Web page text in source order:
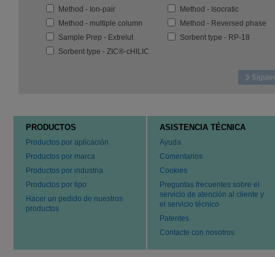
Method - Ion-pair
Method - Isocratic
Method - multiple column
Method - Reversed phase
Sample Prep - Extrelut
Sorbent type - RP-18
Sorbent type - ZIC®-cHILIC
PRODUCTOS
Productos por aplicación
Productos por marca
Productos por industria
Productos por tipo
Hacer un pedido de nuestros
productos
ASISTENCIA TÉCNICA
Ayuda
Comentarios
Cookies
Preguntas frecuentes sobre el
servicio de atención al cliente y
el servicio técnico
Patentes
Contacte con nosotros